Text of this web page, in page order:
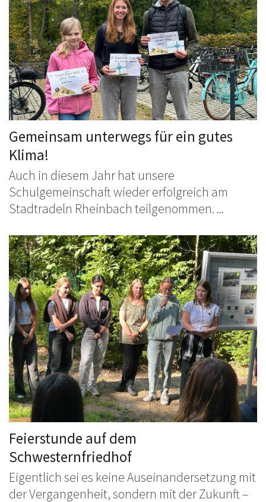
Gemeinsam unterwegs für ein gutes
Klima!
Auch in diesem Jahr hat unsere
Schulgemeinschaft wieder erfolgreich am
Stadtradeln Rheinbach teilgenommen. ...
Feierstunde auf dem
Schwesternfriedhof
Eigentlich sei es keine Auseinandersetzung mit
der Vergangenheit, sondern mit der Zukunft –